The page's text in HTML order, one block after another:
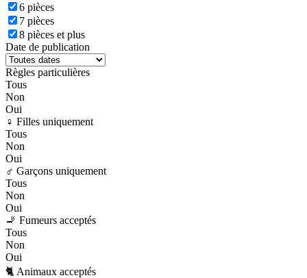
6 pièces
7 pièces
8 pièces et plus
Date de publication
Règles particulières
Tous
Non
Oui
♀️ Filles uniquement
Tous
Non
Oui
♂️ Garçons uniquement
Tous
Non
Oui
🚬 Fumeurs acceptés
Tous
Non
Oui
🐈 Animaux acceptés